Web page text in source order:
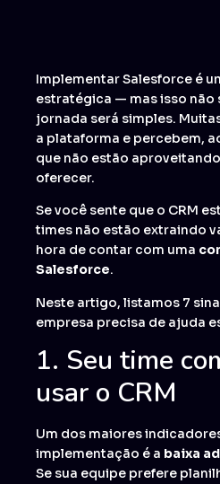
Implementar Salesforce é
estratégica — mas isso não
jornada será simples.
a plataforma e percebem,
que não estão
oferecer.
Se você sente que o CRM
times não estão extraindo
hora de contar com uma
Salesforce.
Neste artigo, listamos 7
empresa precisa de ajuda
1. Seu time
usar o CRM
Um dos maiores
implementação é a baixa
Se sua equipe prefere